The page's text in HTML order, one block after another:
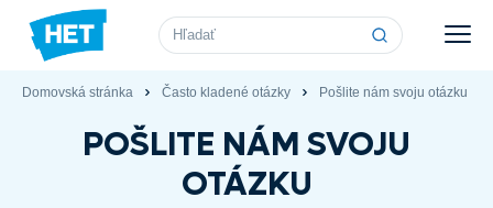
Vyhľadávanie
Domovská stránka Často kladené otázky Pošlite nám svoju otázku
POŠLITE NÁM SVOJU
OTÁZKU